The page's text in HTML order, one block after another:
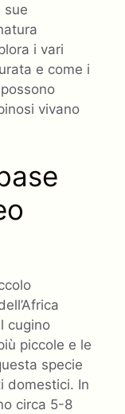
sue
i vari
e come i
vivano
cugino
piccole e le
specie
domestici. In
circa 5-8